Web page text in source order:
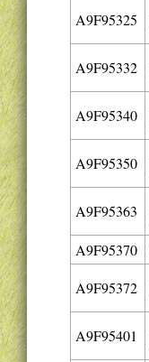
A9F95325
A9F95332
A9F95340
A9F95350
A9F95363
A9F95370
A9F95372
A9F95401